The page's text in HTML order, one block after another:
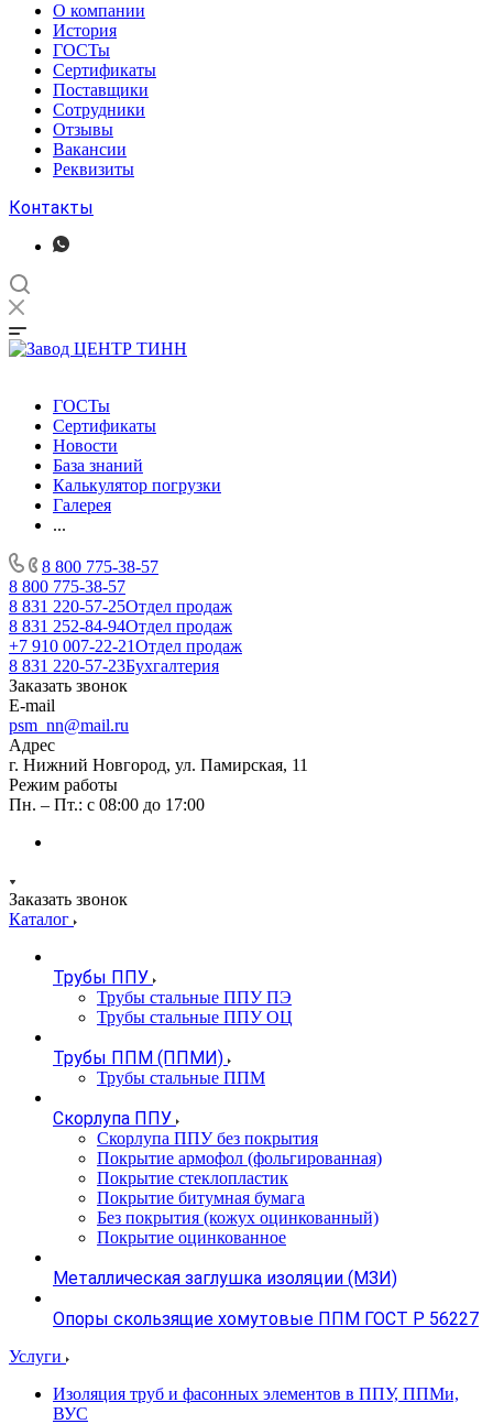
О компании
История
ГОСТы
Сертификаты
Поставщики
Сотрудники
Отзывы
Вакансии
Реквизиты
Контакты
ГОСТы
Сертификаты
Новости
База знаний
Калькулятор погрузки
Галерея
...
8 800 775-38-57
8 800 775-38-57
8 831 220-57-25Отдел продаж
8 831 252-84-94Отдел продаж
+7 910 007-22-21Отдел продаж
8 831 220-57-23Бухгалтерия
Заказать звонок
E-mail
psm_nn@mail.ru
Адрес
г. Нижний Новгород, ул. Памирская, 11
Режим работы
Пн. – Пт.: с 08:00 до 17:00
Заказать звонок
Каталог
Трубы ППУ
Трубы стальные ППУ ПЭ
Трубы стальные ППУ ОЦ
Трубы ППМ (ППМИ)
Трубы стальные ППМ
Скорлупа ППУ
Скорлупа ППУ без покрытия
Покрытие армофол (фольгированная)
Покрытие стеклопластик
Покрытие битумная бумага
Без покрытия (кожух оцинкованный)
Покрытие оцинкованное
Металлическая заглушка изоляции (МЗИ)
Опоры скользящие хомутовые ППМ ГОСТ Р 56227
Услуги
Изоляция труб и фасонных элементов в ППУ, ППМи,
ВУС